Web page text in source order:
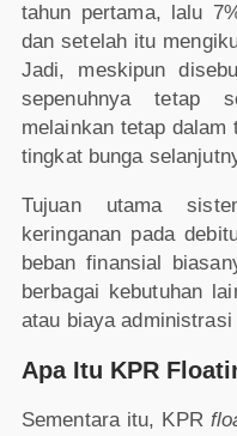
tahun pertama, lalu
dan setelah itu
Jadi, meskipun
sepenuhnya tetap
melainkan tetap
tingkat bunga
Tujuan utama
keringanan pada
beban finansial
berbagai kebutuhan
atau biaya administrasi
Apa Itu KPR
Sementara itu, KPR